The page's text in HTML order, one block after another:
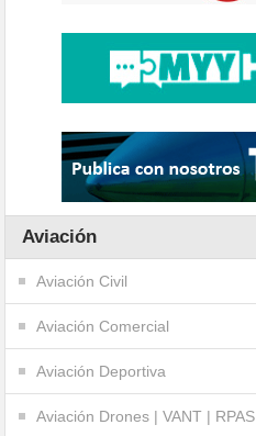
Aviación
Aviación Civil
Aviación Comercial
Aviación Deportiva
Aviación Drones | VANT | RPAS